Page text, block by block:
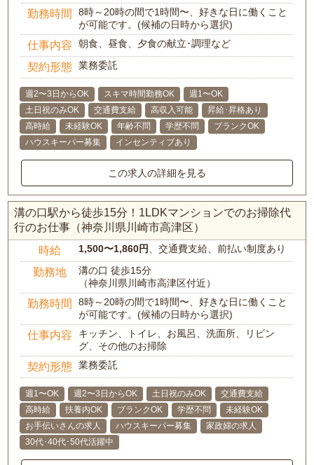
勤務時間
8時～20時の間で1時間〜、好きな日に働くこと
が可能です。(候補の日時から選択)
仕事内容 朝食、昼食、夕食の献立･調理など
契約形態 業務委託
週2〜3日からOK スキマ時間勤務OK
週1〜OK
土日祝のみOK
交通費支給 高収入可能
昇給･昇格あり
高時給
未経験OK 年齢不問 学歴不問
ブランクOK
ハウスキーパー募集
インセンティブあり
この求人の詳細を見る
溝の口駅から徒歩15分！1LDKマンションでのお掃除代
行のお仕事（神奈川県川崎市高津区）
時給 1,500〜1,860円、交通費支給、前払い制度あり
勤務地
溝の口 徒歩15分
（神奈川県川崎市高津区付近）
勤務時間
8時～20時の間で1時間〜、好きな日に働くこと
が可能です。(候補の日時から選択)
仕事内容
キッチン、トイレ、お風呂、洗面所、リビン
グ、その他のお掃除
契約形態 業務委託
週1〜OK 週2〜3日からOK 土日祝のみOK
交通費支給
高時給
扶養内OK ブランクOK 学歴不問
未経験OK
お手伝いさんの求人
ハウスキーパー募集
家政婦の求人
30代･40代･50代活躍中